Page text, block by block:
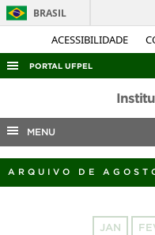
ACESSIBILIDADE
BRASIL
PORTAL UFPEL
ACESSO À INFORMAÇÃO
AUDITORIA
COBALTO
CONCURSOS
MENU
ARQUIVO DE
JAN